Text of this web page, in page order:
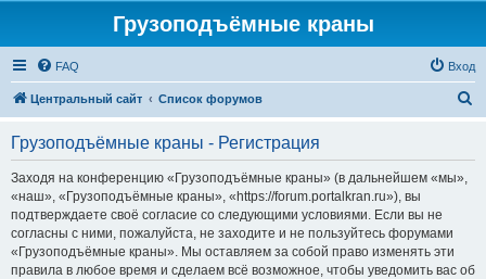
Грузоподъёмные краны
FAQ Вход
Центральный сайт Список форумов
Грузоподъёмные краны - Регистрация
Заходя на конференцию «Грузоподъёмные краны» (в дальнейшем «мы»,
«наш», «Грузоподъёмные краны», «https://forum.portalkran.ru»), вы
подтверждаете своё согласие со следующими условиями. Если вы не
согласны с ними, пожалуйста, не заходите и не пользуйтесь форумами
«Грузоподъёмные краны». Мы оставляем за собой право изменять эти
правила в любое время и сделаем всё возможное, чтобы уведомить вас об